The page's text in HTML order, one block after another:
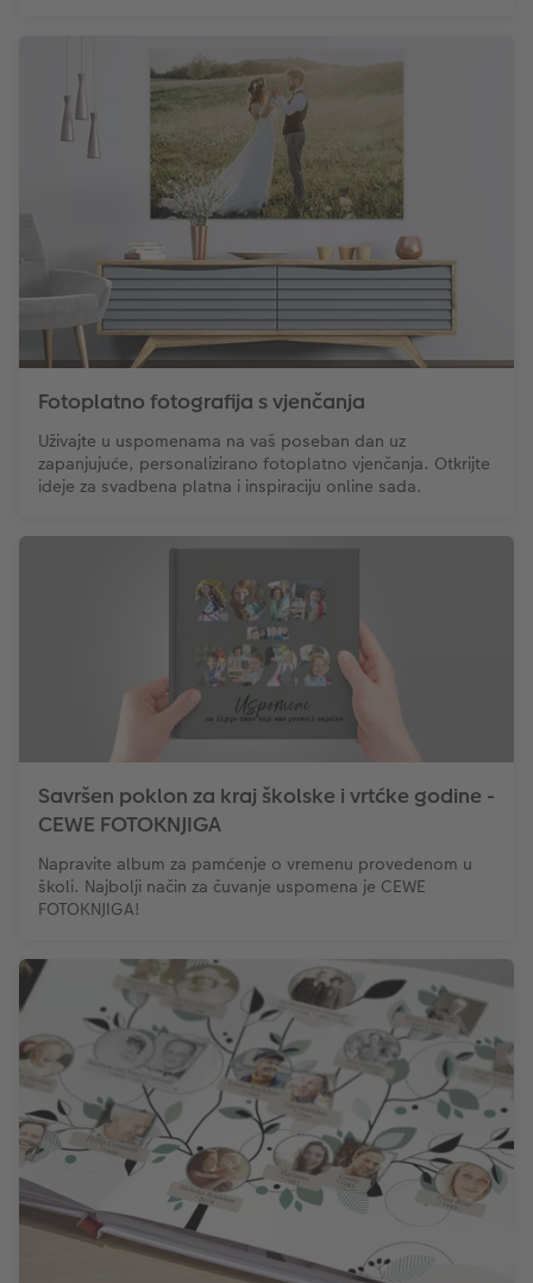
Fotoplatno fotografija s vjenčanja
Uživajte u uspomenama na vaš poseban dan uz
zapanjujuće, personalizirano fotoplatno vjenčanja. Otkrijte
ideje za svadbena platna i inspiraciju online sada.
Savršen poklon za kraj školske i vrtćke godine -
CEWE FOTOKNJIGA
Napravite album za pamćenje o vremenu provedenom u
školi. Najbolji način za čuvanje uspomena je CEWE
FOTOKNJIGA!